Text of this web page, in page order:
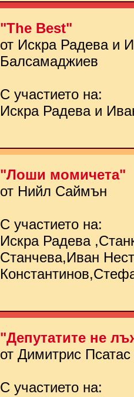
"The Best"
от Искра Радева и
Балсамаджиев
С участието на:
Искра Радева и
"Лоши момичета"
от Нийл Саймън
С участието на:
Искра Радева
Станчева,Иван
"Депутатите не
от Димитрис Псатас
С участието на: